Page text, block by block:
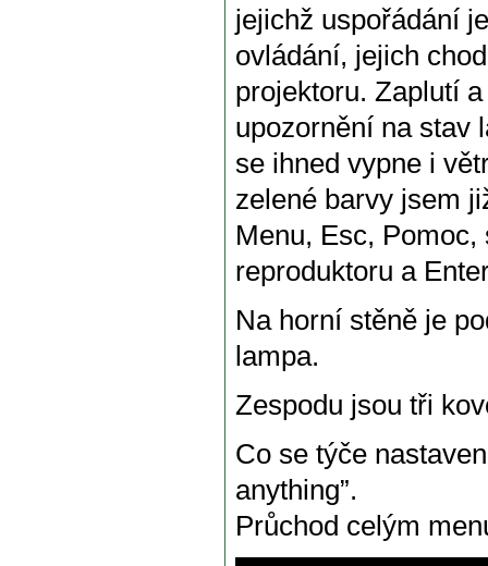
jejichž uspořádání
ovládání, jejich
projektoru. Zaplutí
upozornění na stav
se ihned vypne i
zelené barvy jsem
Menu, Esc,
reproduktoru a
Na horní stěně je
lampa.
Zespodu jsou tři
Co se týče
anything”.
Průchod celým